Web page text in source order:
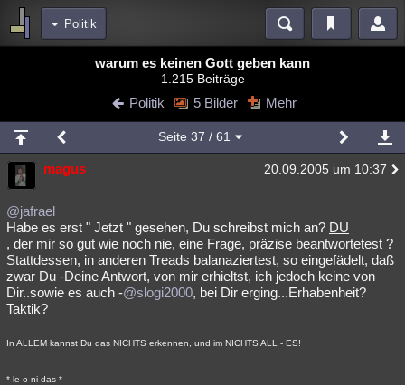
Politik
Blogs Videos
Chat Wiki Neuigkeiten
meine Rubriken
Menschen Mystery Kriminalfälle
Spiritualität
Natur Umfragen Unterhaltung
weitere Rubriken
Philosophie Träume Orte Esoterik Literatur
warum es keinen Gott geben kann
1.215 Beiträge
Politik 5 Bilder Mehr
Seite 37 / 61
magus 20.09.2005 um 10:37
@jafrael
Habe es erst " Jetzt " gesehen, Du schreibst mich an? DU
, der mir so gut wie noch nie, eine Frage, präzise beantwortetest ?
Stattdessen, in anderen Treads balanaziertest, so eingefädelt, daß
zwar Du -Deine Antwort, von mir erhieltst, ich jedoch keine von
Dir..sowie es auch -@slogi2000, bei Dir erging...Erhabenheit?
Taktik?
In ALLEM kannst Du das NICHTS erkennen, und im NICHTS ALL - ES!
* le-o-ni-das *